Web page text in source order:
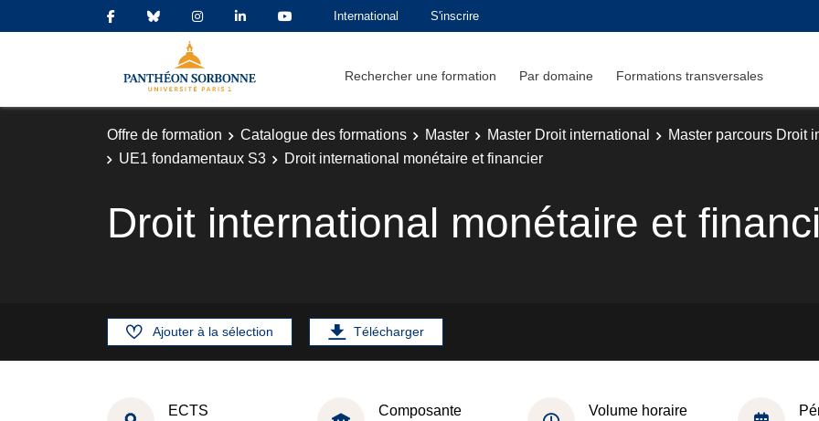
International S'inscrire
Rechercher une formation Par domaine Formations transversales
Offre de formation Catalogue des formations Master Master Droit international
Master parcours Droit
UE1 fondamentaux S3
Droit international monétaire et financier
Droit international monétaire et
Ajouter à la sélection Télécharger
ECTS Composante Volume horaire